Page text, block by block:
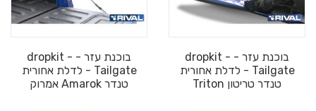
בוכנת עזר - dropkit -
Tailgate - לדלת אחורית
טנדר טריטון Triton
בוכנת עזר - dropkit -
Tailgate - לדלת אחורית
טנדר Amarok אמרוק